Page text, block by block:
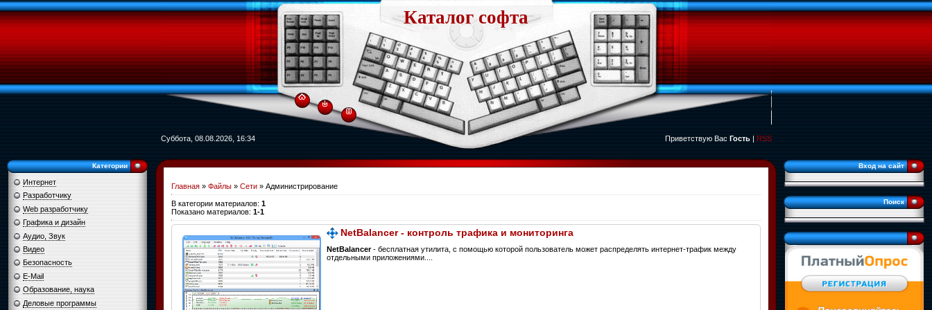
Каталог софта
Суббота, 08.08.2026, 16:34 Приветствую Вас Гость|RSS
Категории
Интернет
Разработчику
Web разработчику
Графика и дизайн
Аудио, Звук
Видео
Безопасность
E-Mail
Образование, наука
Деловые программы
Главная » Файлы » Сети » Администрирование
В категории материалов: 1
Показано материалов: 1-1
NetBalancer - контроль трафика и мониторинга
NetBalancer- бесплатная утилита, с помощью которой пользователь может распределять интернет-трафик между
отдельными приложениями....
Вход на сайт
Поиск